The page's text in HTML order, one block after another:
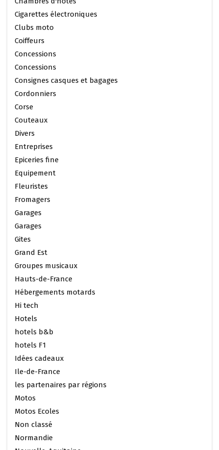
Cigarettes électroniques
Clubs moto
Coiffeurs
Concessions
Concessions
Consignes casques et bagages
Cordonniers
Corse
Couteaux
Divers
Entreprises
Epiceries fine
Equipement
Fleuristes
Fromagers
Garages
Garages
Gites
Grand Est
Groupes musicaux
Hauts-de-France
Hébergements motards
Hi tech
Hotels
hotels b&b
hotels F1
Idées cadeaux
Ile-de-France
les partenaires par régions
Motos
Motos Ecoles
Non classé
Normandie